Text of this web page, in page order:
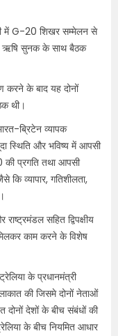
में G-20 शिखर सम्मेलन से
ऋषि सुनक के साथ बैठक
करने के बाद यह दोनों
थी।
ब्रिटेन व्यापक
स्थिति और भविष्य में आपसी
प्रगति तथा आपसी
कि व्यापार, गतिशीलता,
सहित द्विपक्षीय
काम करने के विशेष
के प्रधानमंत्री
की जिसमे दोनों नेताओं
दोनों देशों के बीच संबंधों की
के बीच नियमित आधार